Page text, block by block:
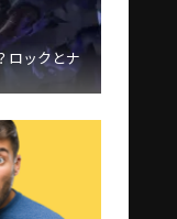
ロックとナ